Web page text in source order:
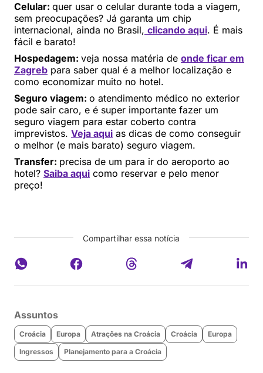
Celular: quer usar o celular durante toda a viagem,
sem preocupações? Já garanta um chip
internacional, ainda no Brasil, clicando aqui. É mais
fácil e barato!
Hospedagem: veja nossa matéria de onde ficar em
Zagreb para saber qual é a melhor localização e
como economizar muito no hotel.
Seguro viagem: o atendimento médico no exterior
pode sair caro, e é super importante fazer um
seguro viagem para estar coberto contra
imprevistos. Veja aqui as dicas de como conseguir
o melhor (e mais barato) seguro viagem.
Transfer: precisa de um para ir do aeroporto ao
hotel? Saiba aqui como reservar e pelo menor
preço!
Compartilhar essa notícia
Assuntos
Croácia Europa Atrações na Croácia Croácia
Europa
Ingressos
Planejamento para a Croácia